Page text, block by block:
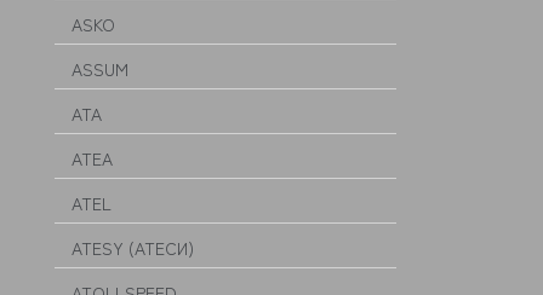
ASKO
ASSUM
ATA
ATEA
ATEL
ATESY (АТЕСИ)